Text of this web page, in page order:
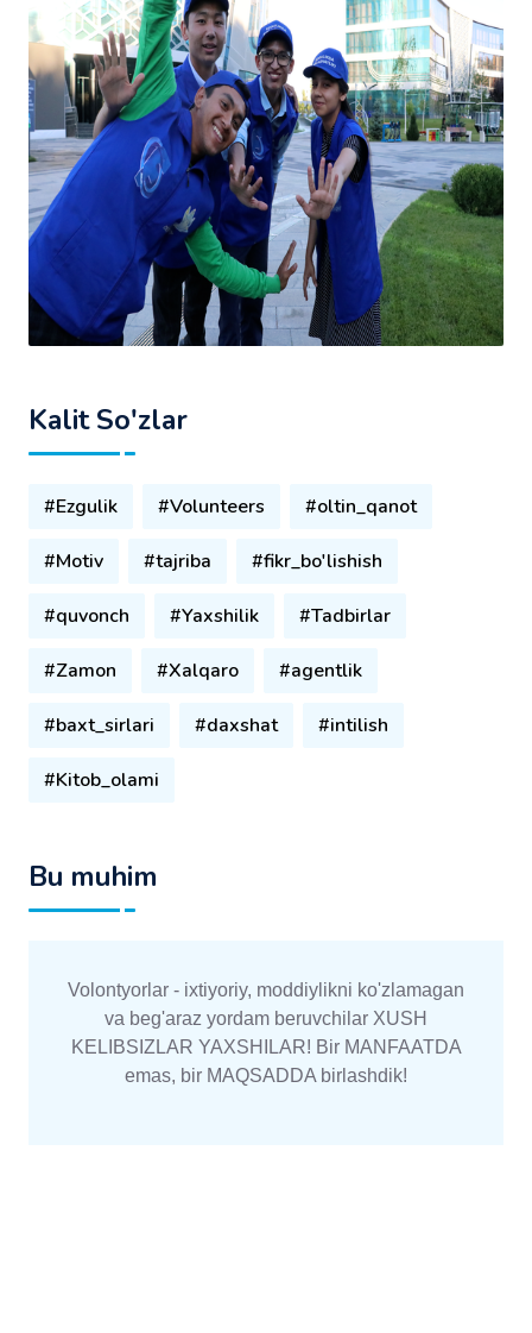
Kalit So'zlar
#Ezgulik #Volunteers #oltin_qanot
#Motiv #tajriba #fikr_bo'lishish
#quvonch #Yaxshilik #Tadbirlar
#Zamon #Xalqaro #agentlik
#baxt_sirlari #daxshat #intilish
#Kitob_olami
Bu muhim
Volontyorlar - ixtiyoriy, moddiylikni ko'zlamagan
va beg'araz yordam beruvchilar XUSH
KELIBSIZLAR YAXSHILAR! Bir MANFAATDA
emas, bir MAQSADDA birlashdik!